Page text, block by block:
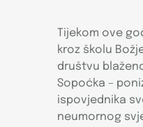
Tijekom ove
kroz školu
društvu
Sopoćka –
ispovjednika
neumornog